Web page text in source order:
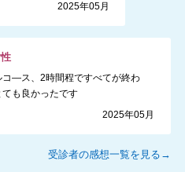
2025年05月
コ―ス、2時間程ですべてが終わ
も良かったです
2025年05月
受診者の感想一覧を見る→